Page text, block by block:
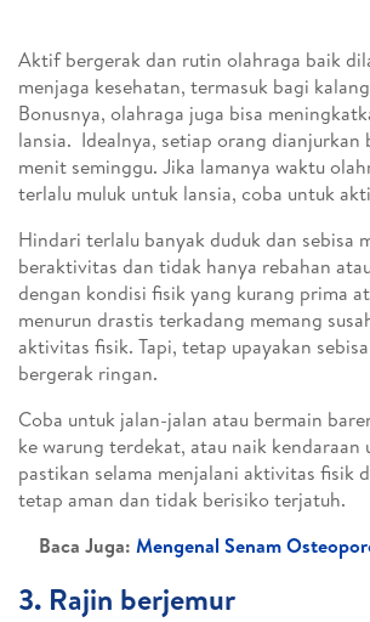
Aktif bergerak dan rutin olahraga baik
menjaga kesehatan, termasuk bagi
Bonusnya, olahraga juga bisa
lansia. Idealnya, setiap orang dianjurkan
menit seminggu. Jika lamanya waktu
terlalu muluk untuk lansia, coba untuk
Hindari terlalu banyak duduk dan sebisa
beraktivitas dan tidak hanya rebahan
dengan kondisi fisik yang kurang prima
menurun drastis terkadang memang
aktivitas fisik. Tapi, tetap upayakan
bergerak ringan.
Coba untuk jalan-jalan atau bermain
ke warung terdekat, atau naik kendaraan
pastikan selama menjalani aktivitas fisik
tetap aman dan tidak berisiko terjatuh.
Baca Juga: Mengenal Senam
3. Rajin berjemur